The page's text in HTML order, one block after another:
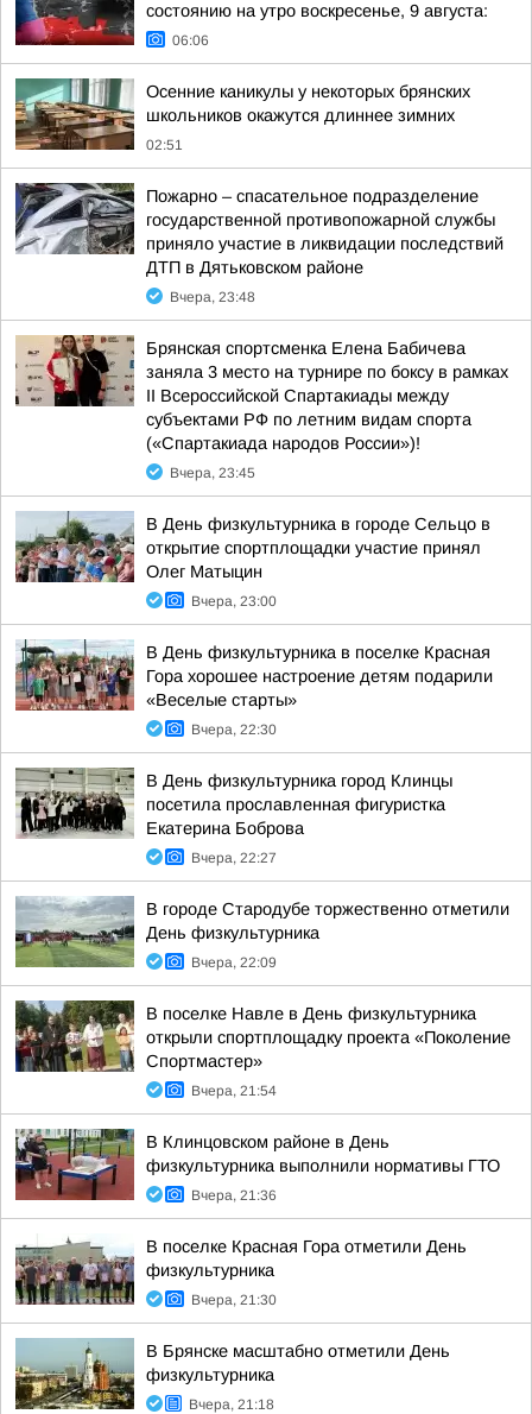
состоянию на утро воскресенье, 9 августа:
06:06
Осенние каникулы у некоторых брянских
школьников окажутся длиннее зимних
02:51
Пожарно – спасательное подразделение
государственной противопожарной службы
приняло участие в ликвидации последствий
ДТП в Дятьковском районе
Вчера, 23:48
Брянская спортсменка Елена Бабичева
заняла 3 место на турнире по боксу в рамках
II Всероссийской Спартакиады между
субъектами РФ по летним видам спорта
(«Спартакиада народов России»)!
Вчера, 23:45
В День физкультурника в городе Сельцо в
открытие спортплощадки участие принял
Олег Матыцин
Вчера, 23:00
В День физкультурника в поселке Красная
Гора хорошее настроение детям подарили
«Веселые старты»
Вчера, 22:30
В День физкультурника город Клинцы
посетила прославленная фигуристка
Екатерина Боброва
Вчера, 22:27
В городе Стародубе торжественно отметили
День физкультурника
Вчера, 22:09
В поселке Навле в День физкультурника
открыли спортплощадку проекта «Поколение
Спортмастер»
Вчера, 21:54
В Клинцовском районе в День
физкультурника выполнили нормативы ГТО
Вчера, 21:36
В поселке Красная Гора отметили День
физкультурника
Вчера, 21:30
В Брянске масштабно отметили День
физкультурника
Вчера, 21:18